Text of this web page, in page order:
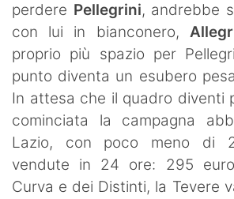
perdere Pellegrini, andrebbe
con lui in bianconero,
proprio più spazio per
punto diventa un esubero
In attesa che il quadro diventi
cominciata la campagna
Lazio, con poco meno di
vendute in 24 ore: 295
Curva e dei Distinti, la Tevere